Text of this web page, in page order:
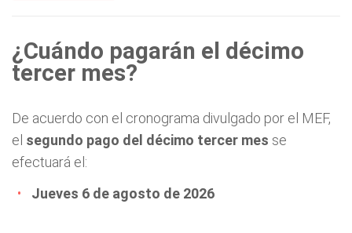
¿Cuándo pagarán el décimo
tercer mes?
De acuerdo con el cronograma divulgado por el MEF,
el segundo pago del décimo tercer mes se
efectuará el:
Jueves 6 de agosto de 2026